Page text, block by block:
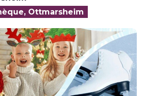
Ottmarsheim